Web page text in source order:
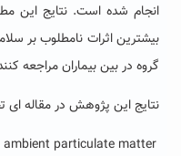
شده است. نتایج این
اثرات نامطلوب بر سلامت
در بین بیماران مراجعه کننده
این پژوهش در مقاله ای تحت
to ambient particulate